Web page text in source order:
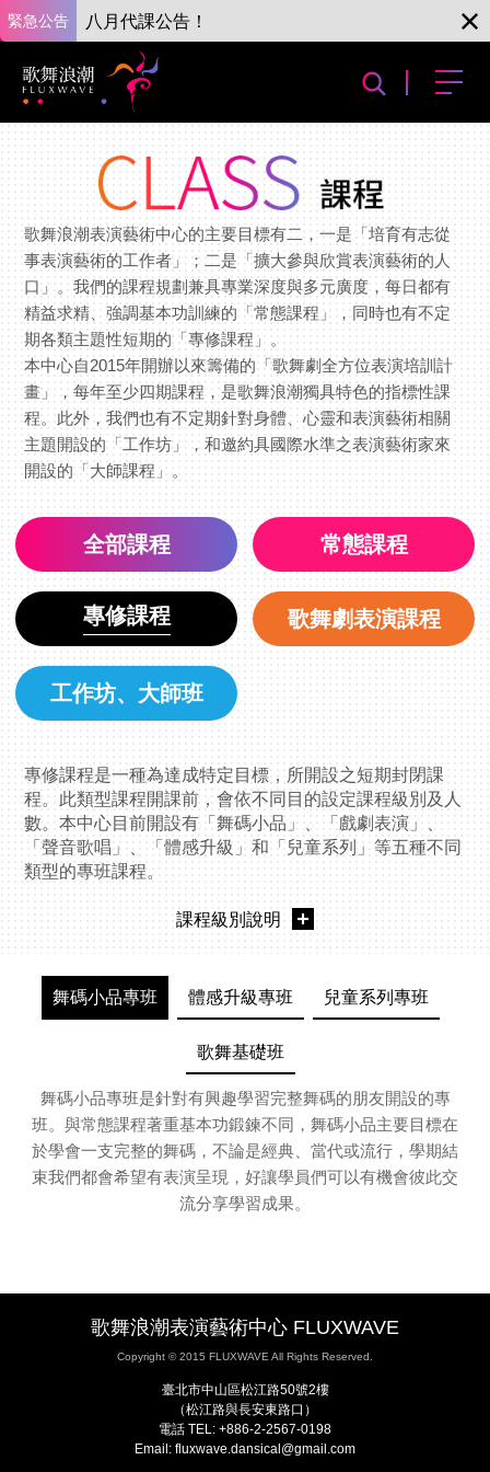
緊急公告 八月代課公告！
歌舞浪潮表演藝術中心的主要目標有二，一是「培育有志從
事表演藝術的工作者」；二是「擴大參與欣賞表演藝術的人
口」。我們的課程規劃兼具專業深度與多元廣度，每日都有
精益求精、強調基本功訓練的「常態課程」，同時也有不定
期各類主題性短期的「專修課程」。
本中心自2015年開辦以來籌備的「歌舞劇全方位表演培訓計
畫」，每年至少四期課程，是歌舞浪潮獨具特色的指標性課
程。此外，我們也有不定期針對身體、心靈和表演藝術相關
主題開設的「工作坊」，和邀約具國際水準之表演藝術家來
開設的「大師課程」。
全部課程 常態課程
專修課程 歌舞劇表演課程
工作坊、大師班
專修課程是一種為達成特定目標，所開設之短期封閉課
程。此類型課程開課前，會依不同目的設定課程級別及人
數。本中心目前開設有「舞碼小品」、「戲劇表演」、
「聲音歌唱」、「體感升級」和「兒童系列」等五種不同
類型的專班課程。
課程級別說明
舞碼小品專班 體感升級專班 兒童系列專班
歌舞基礎班
舞碼小品專班是針對有興趣學習完整舞碼的朋友開設的專
班。與常態課程著重基本功鍛鍊不同，舞碼小品主要目標在
於學會一支完整的舞碼，不論是經典、當代或流行，學期結
束我們都會希望有表演呈現，好讓學員們可以有機會彼此交
流分享學習成果。
歌舞浪潮表演藝術中心 FLUXWAVE
Copyright © 2015 FLUXWAVE All Rights Reserved.
臺北市中山區松江路50號2樓
（松江路與長安東路口）
電話 TEL: +886-2-2567-0198
Email: fluxwave.dansical@gmail.com